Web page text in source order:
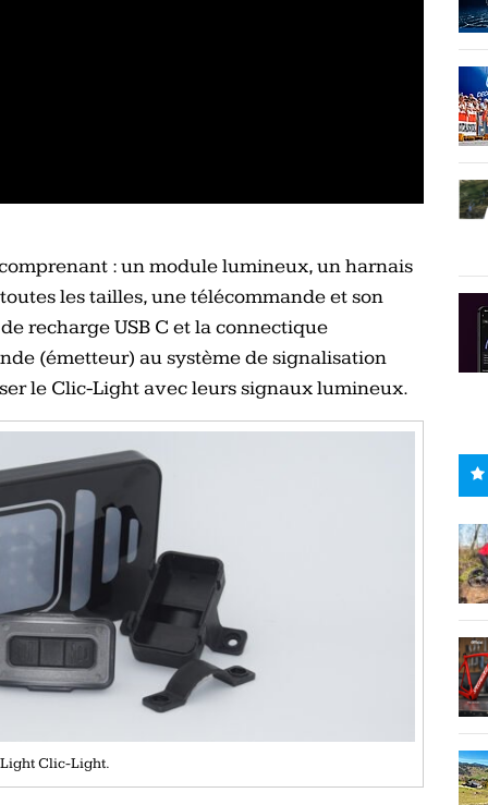
: un module lumineux, un harnais
les tailles, une télécommande et son
recharge USB C et la connectique
(émetteur) au système de signalisation
le Clic-Light avec leurs signaux lumineux.
Clic-Light.